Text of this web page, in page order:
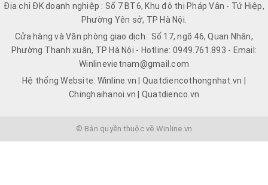
Địa chỉ ĐK doanh nghiệp : Số 7 BT6, Khu đô thị Pháp Vân - Tứ Hiệp,
Phường Yên sở, TP Hà Nội.
Cửa hàng và Văn phòng giao dịch : Số 17, ngõ 46, Quan Nhân,
Phường Thanh xuân, TP Hà Nội - Hotline: 0949.761.893 - Email:
Winlinevietnam@gmail.com
Hệ thống Website: Winline.vn | Quatdiencothongnhat.vn |
Chinghaihanoi.vn | Quatdienco.vn
© Bản quyền thuộc về Winline.vn